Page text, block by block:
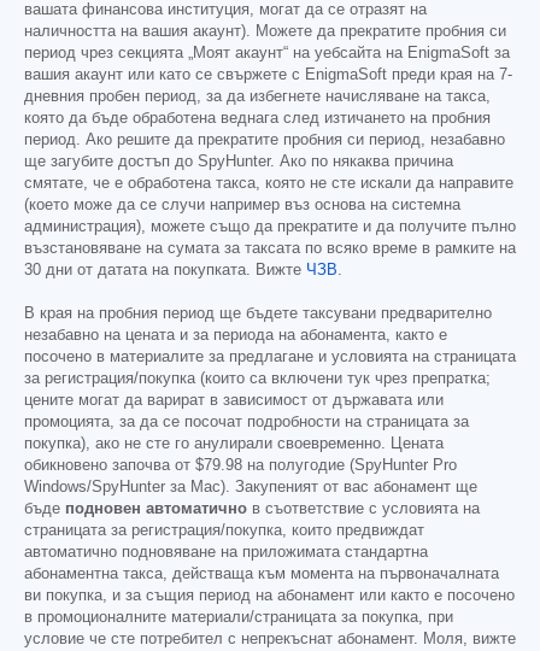
вашата финансова институция, могат да се отразят на
наличността на вашия акаунт). Можете да прекратите пробния си
период чрез секцията „Моят акаунт“ на уебсайта на EnigmaSoft за
вашия акаунт или като се свържете с EnigmaSoft преди края на 7-
дневния пробен период, за да избегнете начисляване на такса,
която да бъде обработена веднага след изтичането на пробния
период. Ако решите да прекратите пробния си период, незабавно
ще загубите достъп до SpyHunter. Ако по някаква причина
смятате, че е обработена такса, която не сте искали да направите
(което може да се случи например въз основа на системна
администрация), можете също да прекратите и да получите пълно
възстановяване на сумата за таксата по всяко време в рамките на
30 дни от датата на покупката. Вижте ЧЗВ.
В края на пробния период ще бъдете таксувани предварително
незабавно на цената и за периода на абонамента, както е
посочено в материалите за предлагане и условията на страницата
за регистрация/покупка (които са включени тук чрез препратка;
цените могат да варират в зависимост от държавата или
промоцията, за да се посочат подробности на страницата за
покупка), ако не сте го анулирали своевременно. Цената
обикновено започва от $79.98 на полугодие (SpyHunter Pro
Windows/SpyHunter за Mac). Закупеният от вас абонамент ще
бъде подновен автоматично в съответствие с условията на
страницата за регистрация/покупка, които предвиждат
автоматично подновяване на приложимата стандартна
абонаментна такса, действаща към момента на първоначалната
ви покупка, и за същия период на абонамент или както е посочено
в промоционалните материали/страницата за покупка, при
условие че сте потребител с непрекъснат абонамент. Моля, вижте